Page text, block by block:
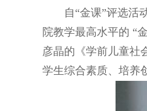
自“金课”评选活
院教学最高水平的 “
彦晶的《学前儿童社
学生综合素质、培养